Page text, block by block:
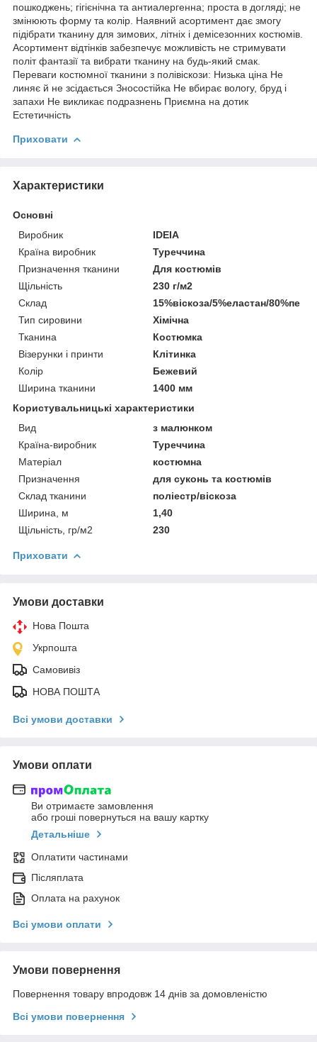
пошкоджень; гігієнічна та антиалергенна; проста в догляді; не
змінюють форму та колір. Наявний асортимент дає змогу
підібрати тканину для зимових, літніх і демісезонних костюмів.
Асортимент відтінків забезпечує можливість не стримувати
політ фантазії та вибрати тканину на будь-який смак.
Переваги костюмної тканини з полівіскози: Низька ціна Не
линяє й не зсідається Зносостійка Не вбирає вологу, бруд і
запахи Не викликає подразнень Приємна на дотик
Естетичність
Приховати
Характеристики
Основні
Виробник
IDEIA
Країна виробник
Туреччина
Призначення тканини
Для костюмів
Щільність
230 г/м2
Склад
15%віскоза/5%еластан/80%пе
Тип сировини
Хімічна
Тканина
Костюмка
Візерунки і принти
Клітинка
Колір
Бежевий
Ширина тканини
1400 мм
Користувальницькі характеристики
Вид
з малюнком
Країна-виробник
Туреччина
Матеріал
костюмна
Призначення
для суконь та костюмів
Склад тканини
поліестр/віскоза
Ширина, м
1,40
Щільність, гр/м2
230
Приховати
Умови доставки
Нова Пошта
Укрпошта
Самовивіз
НОВА ПОШТА
Всі умови доставки
Умови оплати
Ви отримаєте замовлення
або гроші повернуться на вашу картку
Детальніше
Оплатити частинами
Післяплата
Оплата на рахунок
Всі умови оплати
Умови повернення
Повернення товару впродовж 14 днів за домовленістю
Всі умови повернення